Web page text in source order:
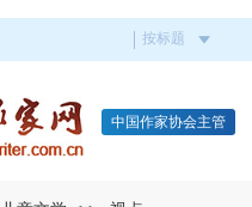
中国作家协会主管